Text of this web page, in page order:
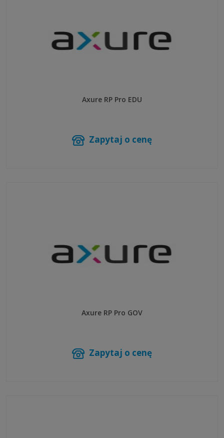
Axure RP Pro EDU
Zapytaj o cenę
Axure RP Pro GOV
Zapytaj o cenę